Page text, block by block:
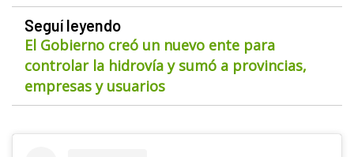
Seguí leyendo
El Gobierno creó un nuevo ente para
controlar la hidrovía y sumó a provincias,
empresas y usuarios